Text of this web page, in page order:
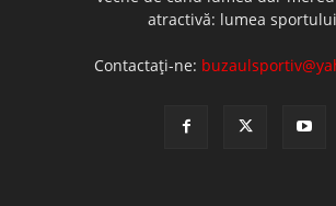
atractivă: lumea
Contactați-ne: